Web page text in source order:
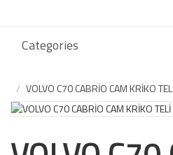
Categories
VOLVO C70 CABRİO CAM KRİKO